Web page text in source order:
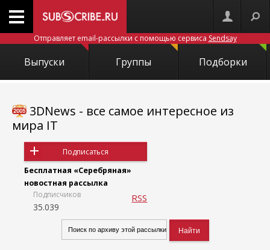
Отправляет email-рассылки с помощью сервиса Sendsay
Выпуски Группы Подборки
3DNews - все самое интересное из
мира IT
Подписаться
Бесплатная «Серебряная»
новостная рассылка
Подписчиков
35.039
RSS